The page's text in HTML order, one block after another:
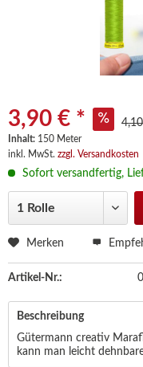
3,90 € *
Inhalt: 150 Meter
inkl. MwSt. zzgl. Versandkosten
Sofort versandfertig,
Merken
Artikel-Nr.:
Beschreibung
Gütermann creativ
kann man leicht